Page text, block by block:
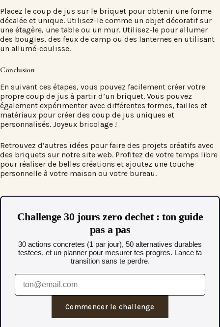
Placez le coup de jus sur le briquet pour obtenir une forme
décalée et unique. Utilisez-le comme un objet décoratif sur
une étagère, une table ou un mur. Utilisez-le pour allumer
des bougies, des feux de camp ou des lanternes en utilisant
un allumé-coulisse.
Conclusion
En suivant ces étapes, vous pouvez facilement créer votre
propre coup de jus à partir d’un briquet. Vous pouvez
également expérimenter avec différentes formes, tailles et
matériaux pour créer des coup de jus uniques et
personnalisés. Joyeux bricolage !
Retrouvez d’autres idées pour faire des projets créatifs avec
des briquets sur notre site web. Profitez de votre temps libre
pour réaliser de belles créations et ajoutez une touche
personnelle à votre maison ou votre bureau.
Challenge 30 jours zero dechet : ton guide
pas a pas
30 actions concretes (1 par jour), 50 alternatives durables
testees, et un planner pour mesurer tes progres. Lance ta
transition sans te perdre.
Commencer le challenge